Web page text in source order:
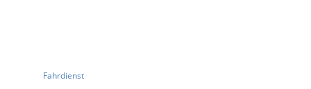
Fahrdienst